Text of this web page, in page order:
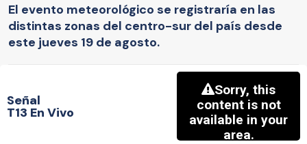
El evento meteorológico se registraría en las
distintas zonas del centro-sur del país desde
este jueves 19 de agosto.
Señal
T13 En Vivo